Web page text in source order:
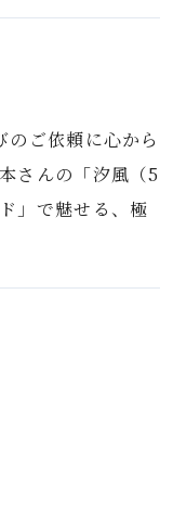
のご依頼に心から
さんの「汐風（5
」で魅せる、極